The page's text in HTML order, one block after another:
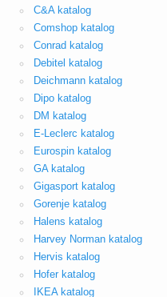
C&A katalog
Comshop katalog
Conrad katalog
Debitel katalog
Deichmann katalog
Dipo katalog
DM katalog
E-Leclerc katalog
Eurospin katalog
GA katalog
Gigasport katalog
Gorenje katalog
Halens katalog
Harvey Norman katalog
Hervis katalog
Hofer katalog
IKEA katalog